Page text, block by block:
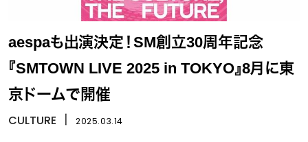
aespaも出演決定！SM創立30周年記念
『SMTOWN LIVE 2025 in TOKYO』8月に東
京ドームで開催
CULTURE 2025.03.14